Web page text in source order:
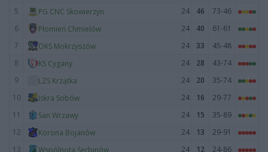
5
PG CNC Skowierzyn 24 46
73-46
6
Płomień Chmielów 24 40
61-61
7
OKS Mokrzyszów 24 33
45-48
8
KS Cygany 24 28
43-74
9
LZS Krzątka 24 20
35-74
10
Iskra Sobów 24 16
29-77
11
San Wrzawy 24 15
35-89
12
Korona Bojanów 24 13
29-91
13
Wspólnota Serbinów 24 12 24-86